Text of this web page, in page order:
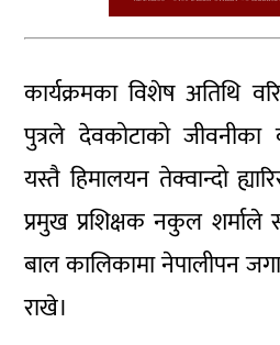
कार्यक्रमका विशेष अतिथि
पुत्रले देवकोटाको जीवनीका
यस्तै हिमालयन तेक्वान्दो
प्रमुख प्रशिक्षक नकुल शर्माले
बाल कालिकामा नेपालीपन
राखे।